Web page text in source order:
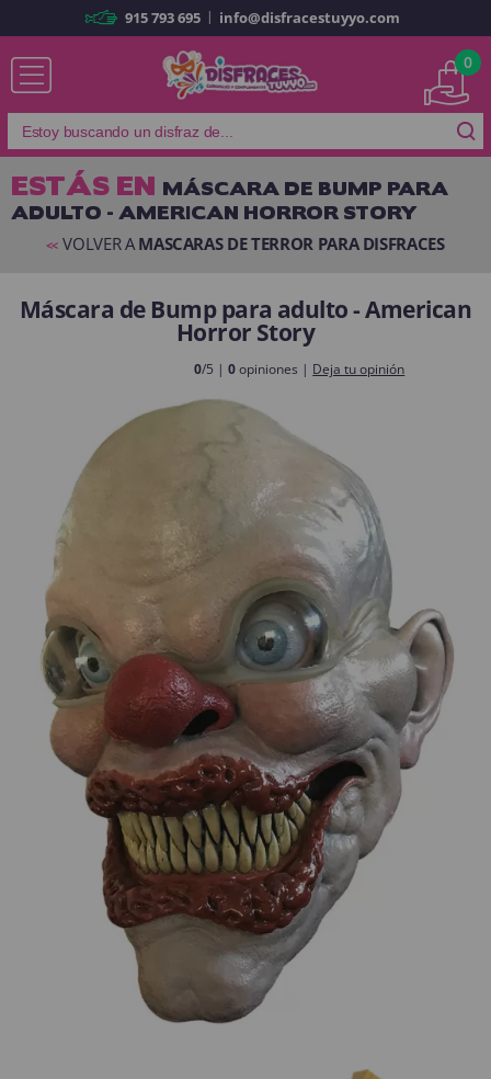
Ya soy cliente
Recordarme ¿Olvidó su contraseña?
Es mi primera vez
Soy nuevo
Al crear una cuenta en disfracestuyyo.com
compras rápidamente en nuestra tienda virtual, revisar el estado de tus
pedidos y consultar tus operaciones anteriores.
¡Adelante! Te estabamos esperando.
CREAR CUENTA
915 793 695 | info@disfracestuyyo.com
0
ESTÁS EN MÁSCARA DE BUMP PARA
ADULTO - AMERICAN HORROR STORY
<< VOLVER AMASCARAS DE TERROR PARA DISFRACES
Máscara de Bump para adulto - American
Horror Story
0/5 |0opiniones | Deja tu opinión